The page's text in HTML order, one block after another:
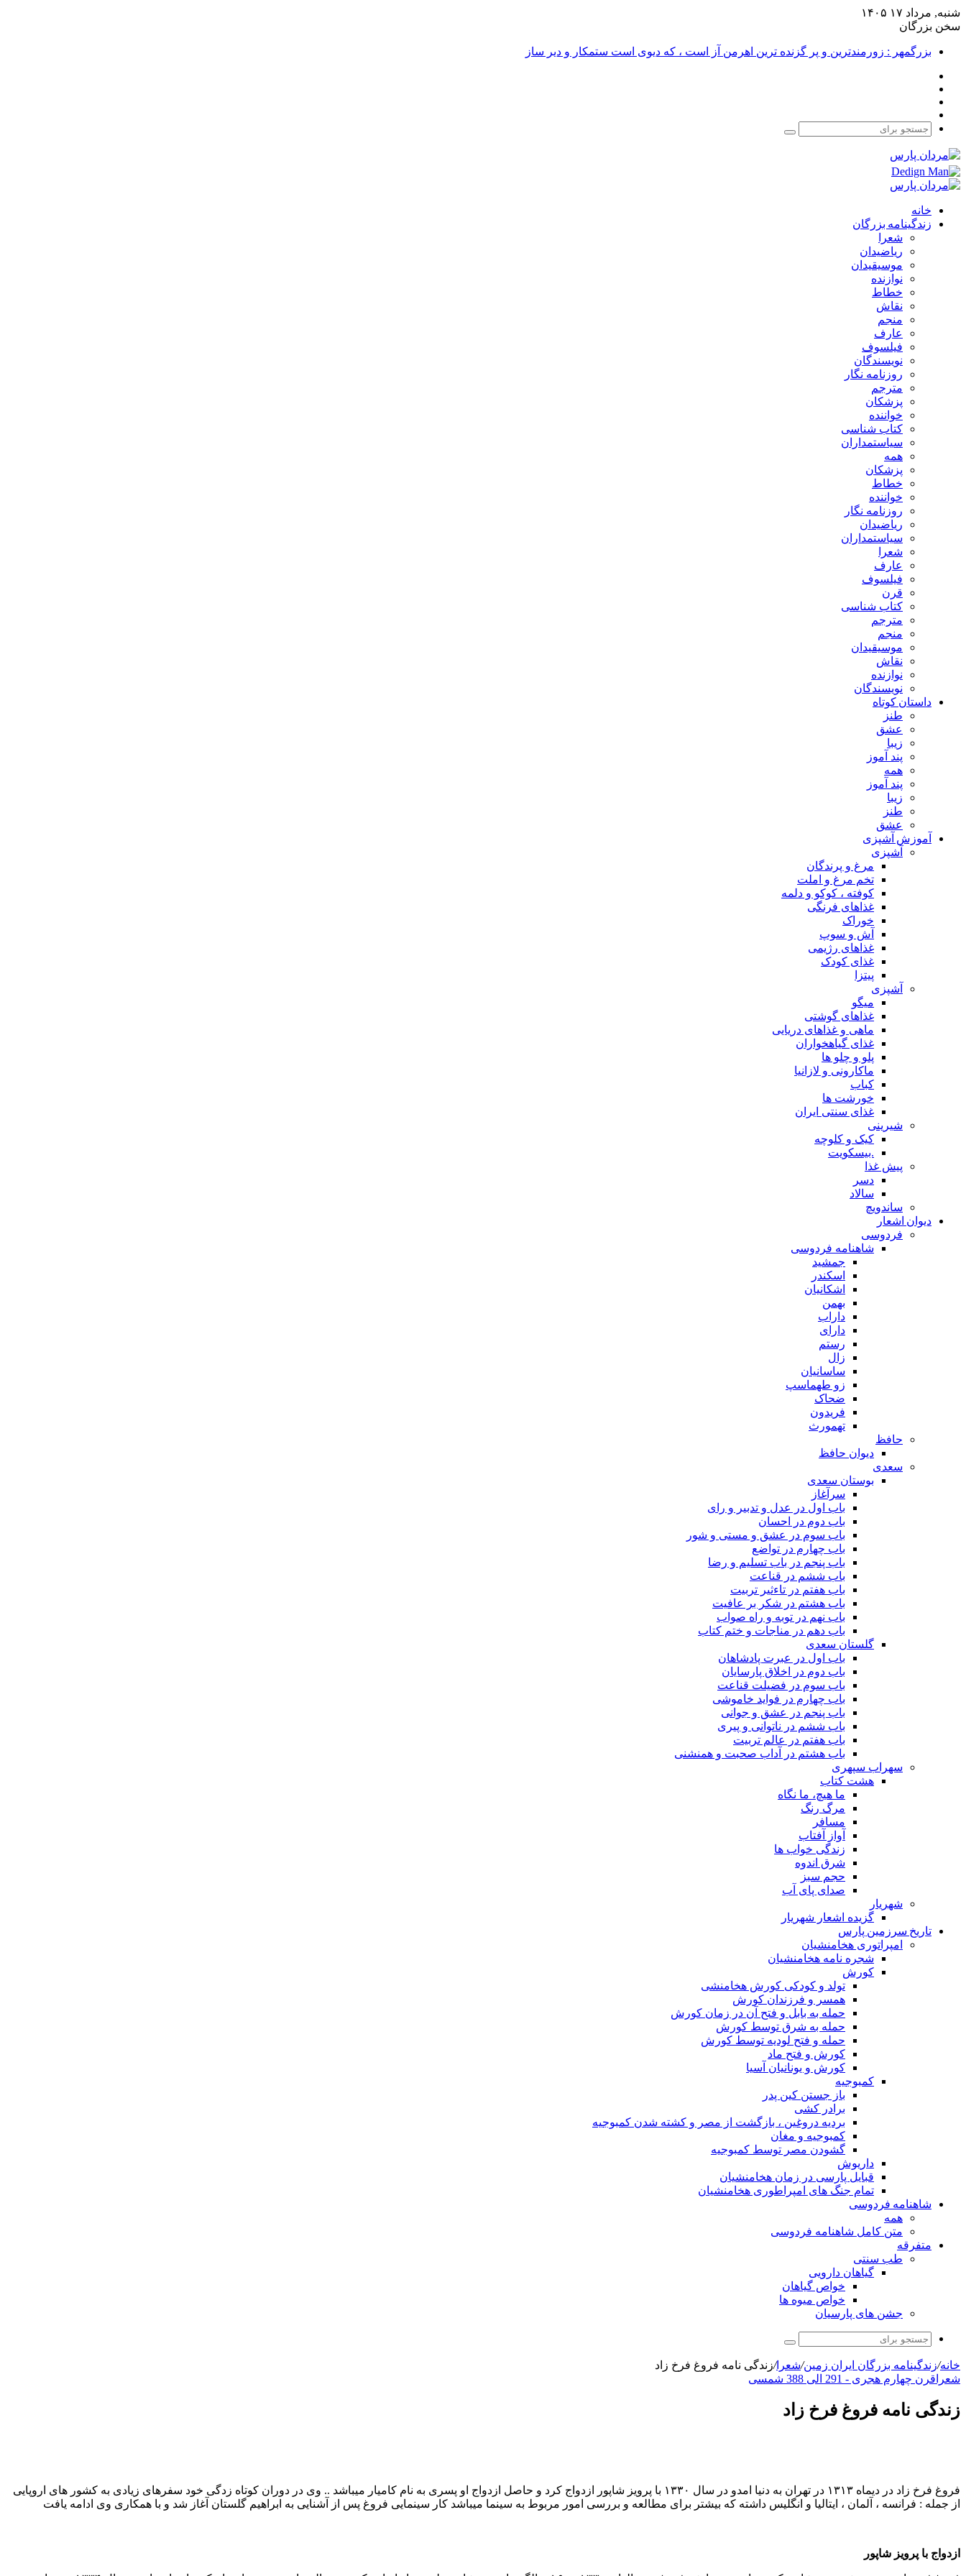
شنبه, مرداد ۱۷ ۱۴۰۵
سخن بزرگان
بزرگمهر : زورمندترین و پر گزنده ترین اهرمن آز است ، که دیوی است ستمکار و دیر ساز
جستجو
خانه
زندگینامه بزرگان
شعرا
ریاضیدان
موسیقیدان
نوازنده
خطاط
نقاش
منجم
عارف
فیلسوف
نویسندگان
روزنامه نگار
مترجم
پزشکان
خواننده
کتاب شناسی
سیاستمداران
همه
پزشکان
خطاط
خواننده
روزنامه نگار
ریاضیدان
سیاستمداران
شعرا
عارف
فیلسوف
قرن
کتاب شناسی
مترجم
منجم
موسیقیدان
نقاش
نوازنده
نویسندگان
داستان کوتاه
طنز
عشق
زیبا
پند آموز
همه
پند آموز
زیبا
طنز
عشق
آموزش آشپزی
آشپزی
مرغ و پرندگان
تخم مرغ و املت
کوفته ، کوکو و دلمه
غذاهای فرنگی
خوراک
آش و سوپ
غذاهای رژیمی
غذای کودک
پیتزا
آشپزی
میگو
غذاهای گوشتی
ماهی و غذاهای دریایی
غذای گیاهخواران
پلو و چلو ها
ماکارونی و لازانیا
کباب
خورشت ها
غذای سنتی ایران
شیرینی
کیک و کلوچه
.بیسکویت
پیش غذا
دسر
سالاد
ساندویچ
دیوان اشعار
فردوسی
شاهنامه فردوسی
جمشید
اسکندر
اشکانیان
بهمن
داراب
دارای
رستم
زال
ساسانیان
زو طهماسپ‏
ضحاک
فریدون
تهمورث
حافظ
دیوان حافظ
سعدی
بوستان سعدی
سرآغاز
باب اول در عدل و تدبیر و رای
باب دوم در احسان
باب سوم در عشق و مستی و شور
باب چهارم در تواضع
باب پنجم در باب تسلیم و رضا
باب ششم در قناعت
باب هفتم در تاءثیر تربیت
باب هشتم در شکر بر عافیت
باب نهم در توبه و راه صواب
باب دهم در مناجات و ختم کتاب
گلستان سعدی
باب اول در عبرت پادشاهان
باب دوم در اخلاق پارسایان
باب سوم در فضیلت قناعت
باب چهارم در فواید خاموشى
باب پنجم در عشق و جوانى
باب ششم در ناتوانى و پیرى
باب هفتم در عالم تربیت
باب هشتم در آداب صحبت و همنشنى
سهراب سپهری
هشت کتاب
ما هیچ، ما نگاه
مرگ رنگ
مسافر
آواز آفتاب
زندگی خواب ها
شرق اندوه
حجم سبز
صدای پای آب
شهریار
گزیده اشعار شهریار
تاریخ سرزمین پارس
امپراتوری هخامنشیان
شجره نامه هخامنشیان
کورش
تولد و کودکی کورش هخامنشی
همسر و فرزندان کورش
حمله به بابل و فتح آن در زمان کورش
حمله به شرق توسط کورش
حمله و فتح لودیه توسط کورش
کورش و فتح ماد
کورش و یونانیان آسیا
کمبوجیه
باز جستن کین پدر
برادر کشی
بردیه دروغین ، بازگشت از مصر و کشته شدن کمبوجیه
کمبوجیه و مغان
گشودن مصر توسط کمبوجیه
داریوش
قبایل پارسی در زمان هخامنشیان
تمام جنگ های امپراطوری هخامنشیان
شاهنامه فردوسی
همه
متن کامل شاهنامه فردوسی
متفرقه
طب سنتی
گیاهان دارویی
خواص گیاهان
خواص میوه ها
جشن های پارسیان
جستجو
برای
خانه/زندگینامه بزرگان ایران زمین/شعرا/زندگی نامه فروغ فرخ زاد
شعرا قرن چهارم هجری - 291 الی 388 شمسی
زندگی نامه فروغ فرخ زاد
فروغ فرخ زاد در دیماه ۱۳۱۳ در تهران به دنیا امدو در سال ۱۳۳۰ با پرویز شاپور ازدواج کرد و حاصل ازدواج او پسری به نام کامیار میباشد .. وی در دوران کوتاه زدگی خود سفرهای زیادی به کشور های اروپایی
از جمله : فرانسه ، آلمان ، ایتالیا و انگلیس داشته که بیشتر برای مطالعه و بررسی امور مربوط به سینما میباشد کار سینمایی فروغ پس از آشنایی به ابراهیم گلستان آغاز شد و با همکاری وی ادامه یافت
ازدواج با پرویز شاپور